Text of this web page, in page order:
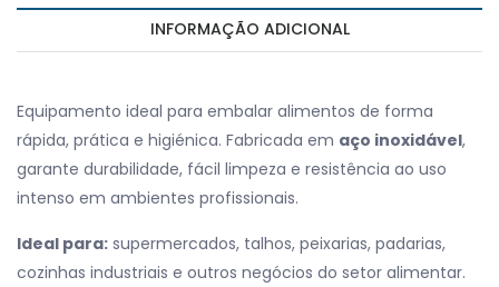
INFORMAÇÃO ADICIONAL
Equipamento ideal para embalar alimentos de forma
rápida, prática e higiénica. Fabricada em aço inoxidável,
garante durabilidade, fácil limpeza e resistência ao uso
intenso em ambientes profissionais.
Ideal para: supermercados, talhos, peixarias, padarias,
cozinhas industriais e outros negócios do setor alimentar.